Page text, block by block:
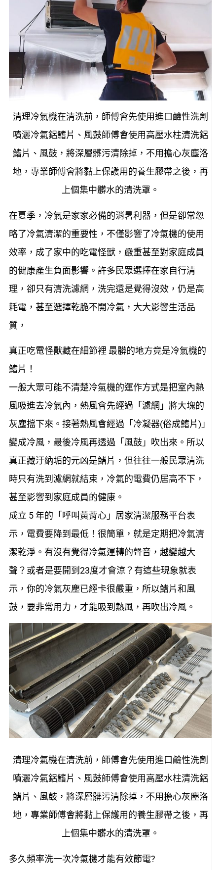
清理冷氣機在清洗前，師傅會先使用進口鹼性洗劑
噴灑冷氣鋁鰭片、風鼓師傅會使用高壓水柱清洗鋁
鰭片、風鼓，將深層髒污清除掉，不用擔心灰塵洛
地，專業師傅會將黏上保護用的養生膠帶之後，再
上個集中髒水的清洗罩。
在夏季，冷氣是家家必備的消暑利器，但是卻常忽
略了冷氣清潔的重要性，不僅影響了冷氣機的使用
效率，成了家中的吃電怪獸，嚴重甚至對家庭成員
的健康產生負面影響。許多民眾選擇在家自行清
理，卻只有清洗濾網，洗完還是覺得沒效，仍是高
耗電，甚至選擇乾脆不開冷氣，大大影響生活品
質，
真正吃電怪獸藏在細節裡 最髒的地方竟是冷氣機的
鰭片！
一般大眾可能不清楚冷氣機的運作方式是把室內熱
風吸進去冷氣內，熱風會先經過「濾網」將大塊的
灰塵擋下來。接著熱風會經過「冷凝器(俗成鰭片)」
變成冷風，最後冷風再透過「風鼓」吹出來。所以
真正藏汙納垢的元凶是鰭片，但往往一般民眾清洗
時只有洗到濾網就結束，冷氣的電費仍居高不下，
甚至影響到家庭成員的健康。
成立 5 年的「呼叫黃背心」居家清潔服務平台表
示，電費要降到最低！很簡單，就是定期把冷氣清
潔乾淨。有沒有覺得冷氣運轉的聲音，越變越大
聲？或者是要開到23度才會涼？有這些現象就表
示，你的冷氣灰塵已經卡很嚴重，所以鰭片和風
鼓，要非常用力，才能吸到熱風，再吹出冷風。
清理冷氣機在清洗前，師傅會先使用進口鹼性洗劑
噴灑冷氣鋁鰭片、風鼓師傅會使用高壓水柱清洗鋁
鰭片、風鼓，將深層髒污清除掉，不用擔心灰塵洛
地，專業師傅會將黏上保護用的養生膠帶之後，再
上個集中髒水的清洗罩。
多久頻率洗一次冷氣機才能有效節電?